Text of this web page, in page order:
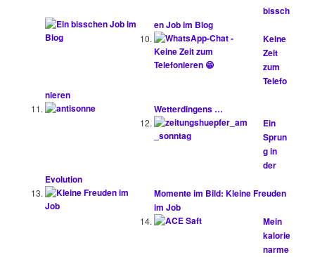
bissch
en Job im Blog
Keine
Zeit
zum
Telefo
nieren
Wetterdingens …
Ein
Sprun
g in
der
Evolution
Momente im Bild: Kleine Freuden
im Job
Mein
kalorie
narme